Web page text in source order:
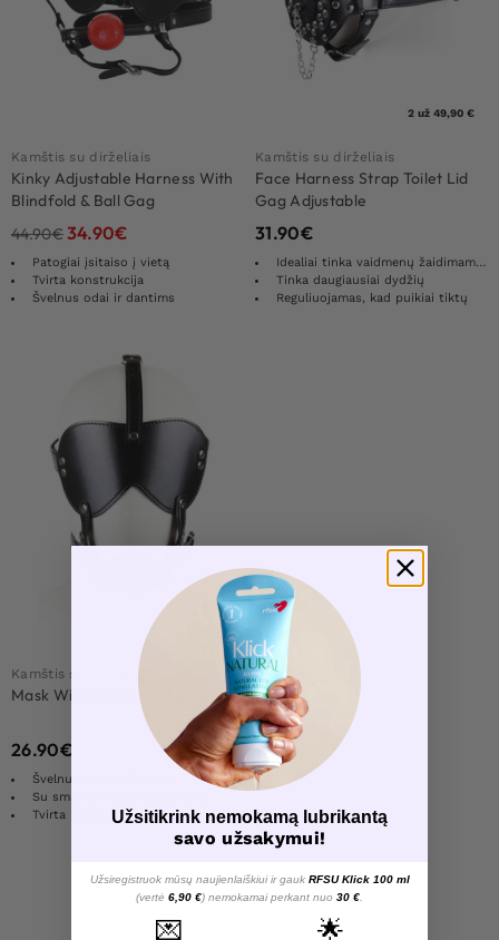
Kamštis su dirželiais
Kinky Adjustable Harness With
Blindfold & Ball Gag
44.90€34.90€
Patogiai įsitaiso į vietą
Tvirta konstrukcija
Švelnus odai ir dantims
2 už 49,90 €
Kamštis su dirželiais
Face Harness Strap Toilet Lid
Gag Adjustable
31.90€
Idealiai tinka vaidmenų žaidimams ir BDSM gerbėjams
Tinka daugiausiai dydžių
Reguliuojamas, kad puikiai tiktų
2 už 49,90 €
Kamštis su dirželiais
Mask With Gag Bling Ball Black
26.90€
Švelnus odai ir dantims
Su smakro dirželio palaikymu
Tvirta konstrukcija
Load More Products
Užsitikrink nemokamą lubrikantą
savo užsakymui!
Užsiregistruok mūsų naujienlaiškiui ir gauk RFSU Klick 100 ml
(vertė 6,90 €) nemokamai perkant nuo 30 €
💌 🌟